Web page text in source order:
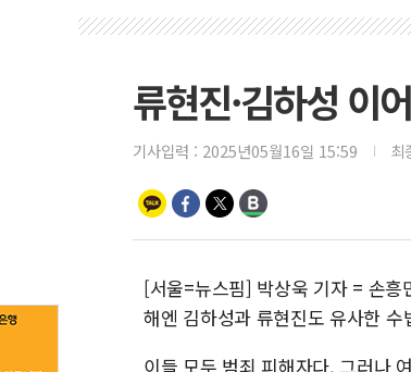
류현진·김하성 이
기사입력 : 2025년05월16일 15:59 최
[서울=뉴스핌] 박상욱 기자 = 손
해엔 김하성과 류현진도 유사한
이들 모두 범죄 피해자다. 그러나